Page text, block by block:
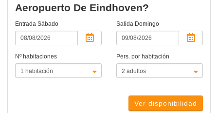
Aeropuerto De Eindhoven?
Entrada Sábado Salida Domingo
Nº habitaciones Pers. por habitación
Ver disponibilidad